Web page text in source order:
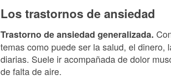
Los trastornos de ansiedad
Trastorno de ansiedad generalizada.
temas como puede ser la salud, el
diarias. Suele ir acompañada de dolor
de falta de aire.